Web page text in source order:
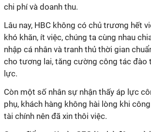
chi phí và doanh thu.
Lâu nay, HBC không có chủ trương hết
khó khăn, ít việc, chúng ta cùng nhau
nhập cá nhân và tranh thủ thời gian
cho tương lai, tăng cường công tác đào
lực.
Còn một số nhân sự nhận thấy áp lực
phụ, khách hàng không hài lòng khi
tài chính nên đã xin thôi việc.